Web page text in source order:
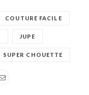
COUTURE FACILE
JUPE
SUPER CHOUETTE